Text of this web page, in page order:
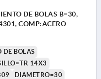
DE BOLAS B=30,
COMP:ACERO
DE BOLAS
14X3
DIÁMETRO=30